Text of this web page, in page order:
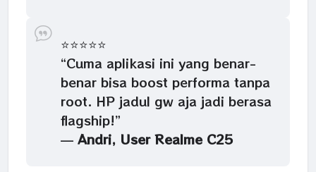
⭐⭐⭐⭐⭐
“Cuma aplikasi ini yang benar-
benar bisa boost performa tanpa
root. HP jadul gw aja jadi berasa
flagship!”
—Andri, User Realme C25